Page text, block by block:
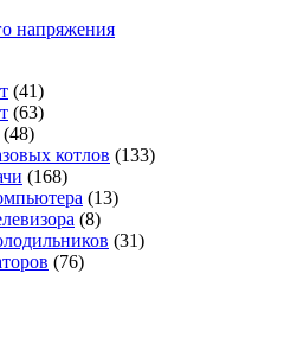
напряжения
(41)
(63)
(48)
котлов (133)
(168)
(13)
(8)
(31)
(76)